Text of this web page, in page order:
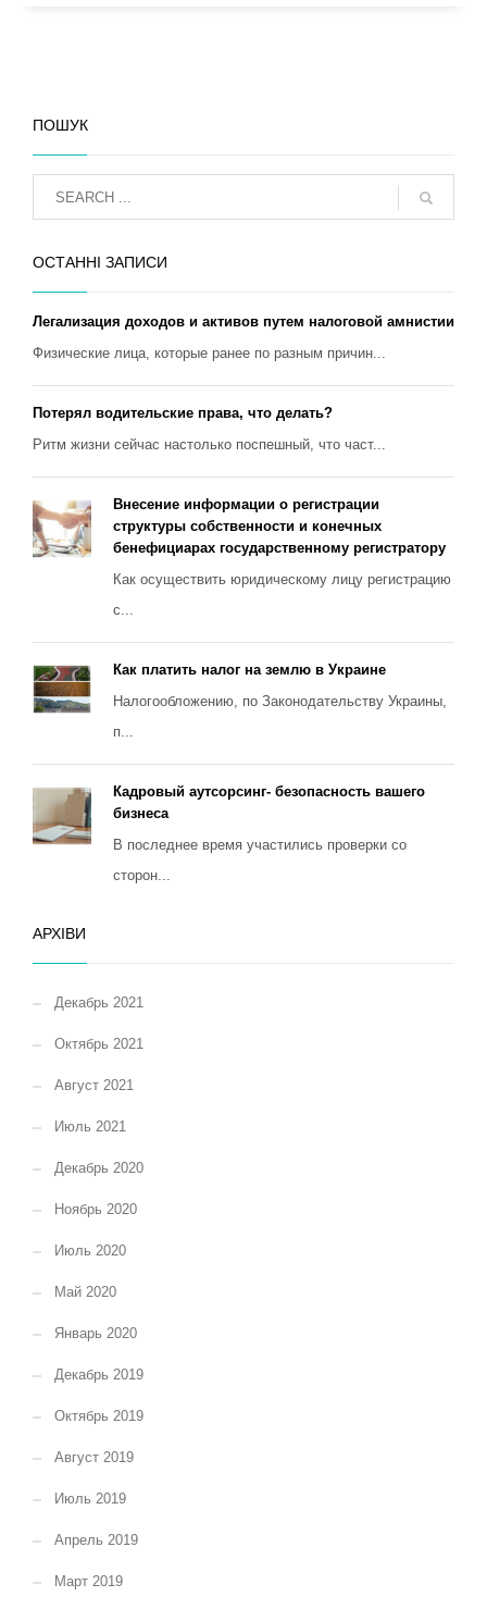
ПОШУК
ОСТАННІ ЗАПИСИ
Легализация доходов и активов путем налоговой амнистии
Физические лица, которые ранее по разным причин...
Потерял водительские права, что делать?
Ритм жизни сейчас настолько поспешный, что част...
Внесение информации о регистрации
структуры собственности и конечных
бенефициарах государственному регистратору
Как осуществить юридическому лицу регистрацию
с...
Как платить налог на землю в Украине
Налогообложению, по Законодательству Украины,
п...
Кадровый аутсорсинг- безопасность вашего
бизнеса
В последнее время участились проверки со
сторон...
АРХІВИ
Декабрь 2021
Октябрь 2021
Август 2021
Июль 2021
Декабрь 2020
Ноябрь 2020
Июль 2020
Май 2020
Январь 2020
Декабрь 2019
Октябрь 2019
Август 2019
Июль 2019
Апрель 2019
Март 2019